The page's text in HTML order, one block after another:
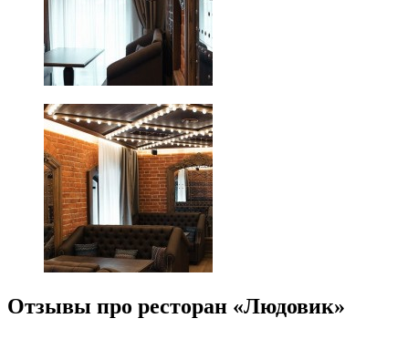
Отзывы про ресторан «Людовик»